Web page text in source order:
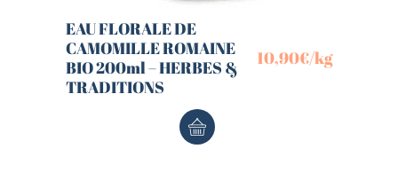
EAU FLORALE DE
CAMOMILLE ROMAINE
BIO 200ml – HERBES &
TRADITIONS
10,90€/kg